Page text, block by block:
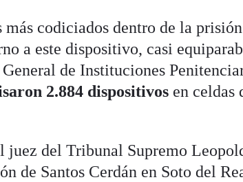
codiciados dentro de la
a este dispositivo, casi
de Instituciones
2.884 dispositivos en celdas
juez del Tribunal Supremo
de Santos Cerdán en Soto del